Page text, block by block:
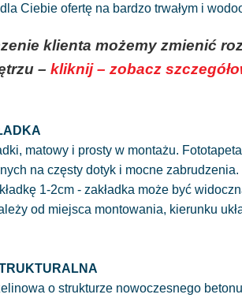
Ciebie ofertę na bardzo trwałym i
klienta możemy zmienić
– kliknij – zobacz
matowy i prosty w montażu.
na częsty dotyk i mocne zabrudzenia.
1-2cm - zakładka może być
od miejsca montowania, kierunku
o strukturze nowoczesnego